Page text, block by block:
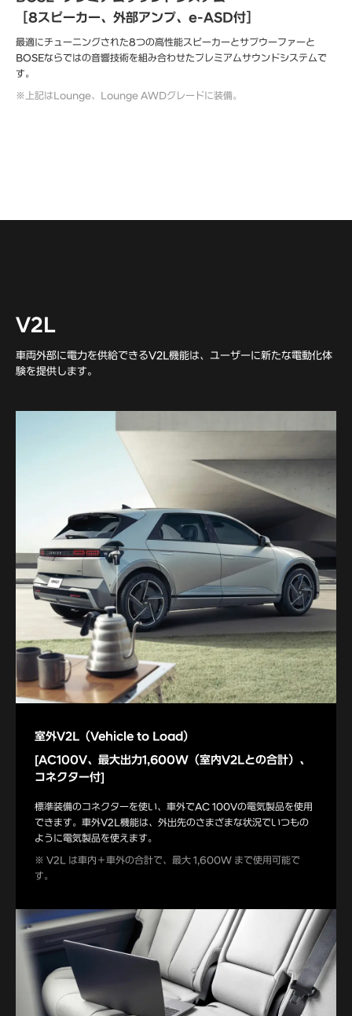
［8スピーカー、外部アンプ、e-ASD付］
最適にチューニングされた8つの高性能スピーカーとサブウーファーと
BOSEならではの音響技術を組み合わせたプレミアムサウンドシステムで
す。
※上記はLounge、Lounge AWDグレードに装備。
V2L
車両外部に電力を供給できるV2L機能は、ユーザーに新たな電動化体
験を提供します。
室外V2L（Vehicle to Load）
[AC100V、最大出力1,600W（室内V2Lとの合計）、
コネクター付]
標準装備のコネクターを使い、車外でAC 100Vの電気製品を使用
できます。車外V2L機能は、外出先のさまざまな状況でいつもの
ように電気製品を使えます。
※ V2L は車内＋車外の合計で、最大 1,600W まで使用可能で
す。